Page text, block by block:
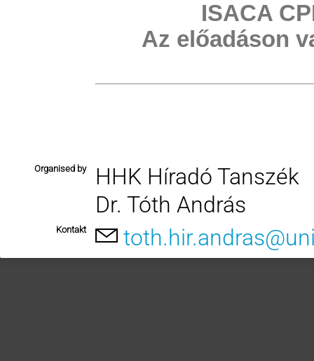
ISACA
Az előadáson
Organised by
HHK Híradó Tanszék
Dr. Tóth András
Kontakt